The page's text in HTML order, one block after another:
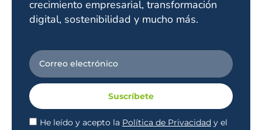
crecimiento empresarial, transformación
digital, sostenibilidad y mucho más.
He leído y acepto la Política de Privacidad y el
Suscríbete